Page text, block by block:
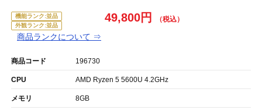
機能ランク:並品
外観ランク:並品
商品ランクについて ⇒
49,800円
商品コード 196730
CPU AMD Ryzen 5 5600U 4.2GHz
メモリ 8GB